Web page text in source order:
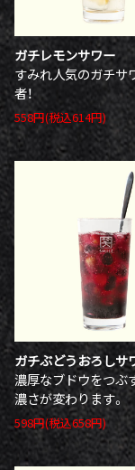
ガチレモンサワー
すみれ人気のガチサ
者！
558円(税込614円)
ガチぶどうおろしサ
濃厚なブドウをつぶ
濃さが変わります。
598円(税込658円)